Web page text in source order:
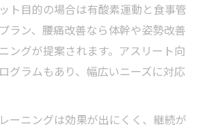
ト目的の場合は有酸素運動と食事管
ラン、腰痛改善なら体幹や姿勢改善
ングが提案されます。アスリート向
グラムもあり、幅広いニーズに対応
ーニングは効果が出にくく、継続が